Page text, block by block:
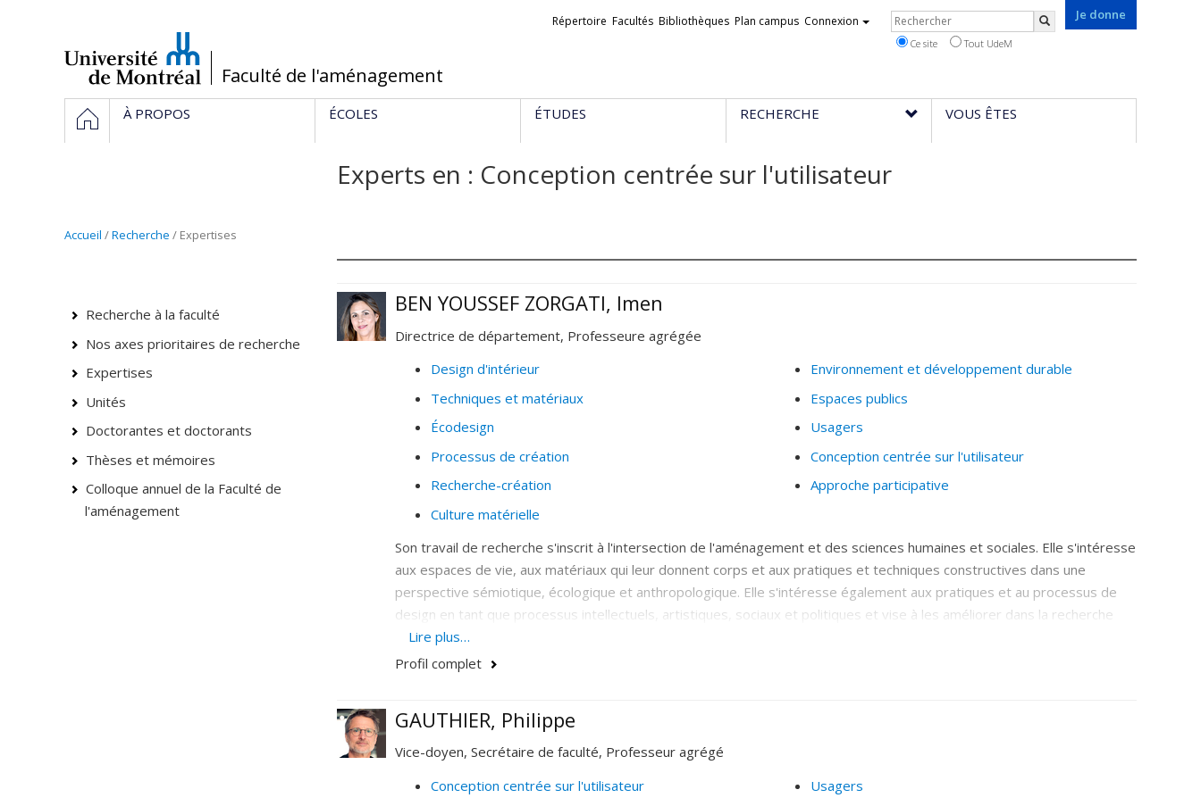
/Faculté de l'aménagement
Je donne
Liens
Répertoire Facultés Bibliothèques Plan campus Connexion Rechercher
Ce site Tout UdeM
Navigation
principale
ACCUEIL
À PROPOS ÉCOLES ÉTUDES RECHERCHE VOUS ÊTES
Experts en : Conception centrée sur l'utilisateur
BEN YOUSSEF ZORGATI, Imen
Directrice de département, Professeure agrégée
Design d'intérieur
Techniques et matériaux
Écodesign
Processus de création
Recherche-création
Culture matérielle
Environnement et développement durable
Espaces publics
Usagers
Conception centrée sur l'utilisateur
Approche participative
Son travail de recherche s'inscrit à l'intersection de l'aménagement et des sciences humaines et sociales. Elle s'intéresse
aux espaces de vie, aux matériaux qui leur donnent corps et aux pratiques et techniques constructives dans une
perspective sémiotique, écologique et anthropologique. Elle s'intéresse également aux pratiques et au processus de
design en tant que processus intellectuels, artistiques, sociaux et politiques et vise à les améliorer dans la recherche
fondamentale et la recherche création. Ses objectifs de recherche portent sur : la matérialité du design, sur les qualités
sensorielles, culturelles et écologiques des matériaux utilisés. Par une vision interdisciplinaire, elle s'engage dans la
Lire plus…
Profil complet
GAUTHIER, Philippe
Vice-doyen, Secrétaire de faculté, Professeur agrégé
Conception centrée sur l'utilisateur
Usagers
Accueil /Recherche / Expertises
Recherche à la faculté
Nos axes prioritaires de recherche
Expertises
Unités
Doctorantes et doctorants
Thèses et mémoires
Colloque annuel de la Faculté de
l'aménagement